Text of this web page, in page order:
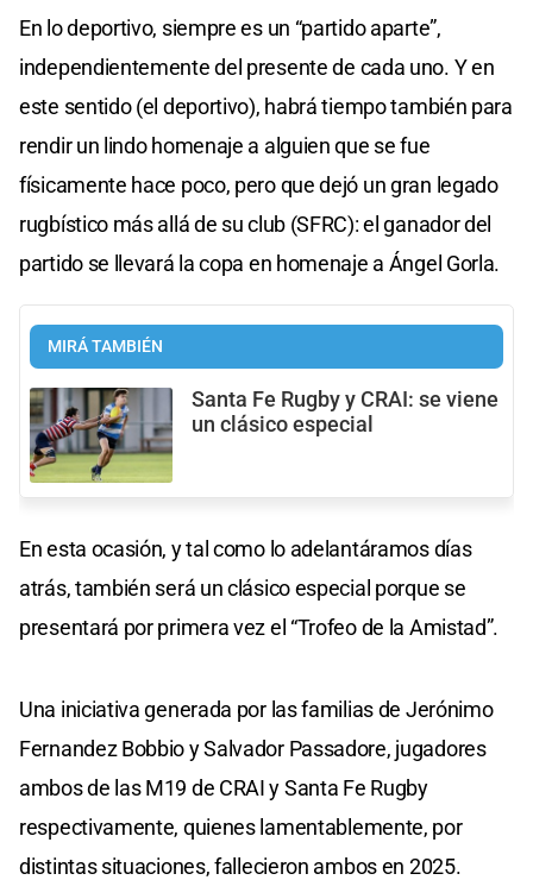
En lo deportivo, siempre es un “partido aparte”,
independientemente del presente de cada uno. Y en
este sentido (el deportivo), habrá tiempo también para
rendir un lindo homenaje a alguien que se fue
físicamente hace poco, pero que dejó un gran legado
rugbístico más allá de su club (SFRC): el ganador del
partido se llevará la copa en homenaje a Ángel Gorla.
MIRÁ TAMBIÉN
Santa Fe Rugby y CRAI: se viene
un clásico especial
En esta ocasión, y tal como lo adelantáramos días
atrás, también será un clásico especial porque se
presentará por primera vez el “Trofeo de la Amistad”.
Una iniciativa generada por las familias de Jerónimo
Fernandez Bobbio y Salvador Passadore, jugadores
ambos de las M19 de CRAI y Santa Fe Rugby
respectivamente, quienes lamentablemente, por
distintas situaciones, fallecieron ambos en 2025.